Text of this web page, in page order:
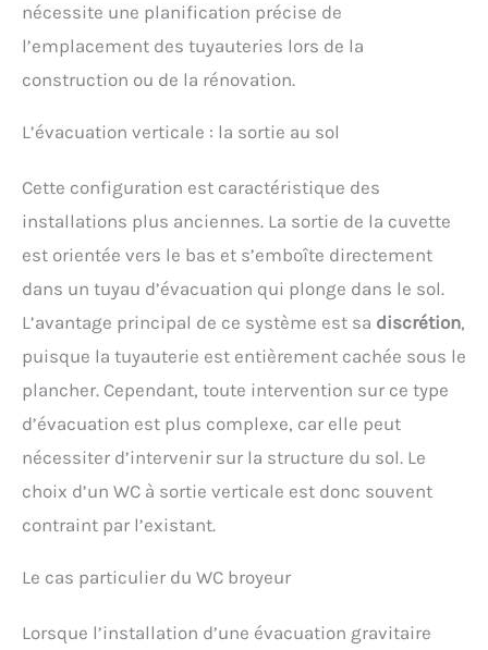
nécessite une planification précise de
l’emplacement des tuyauteries lors de la
construction ou de la rénovation.
L’évacuation verticale : la sortie au sol
Cette configuration est caractéristique des
installations plus anciennes. La sortie de la cuvette
est orientée vers le bas et s’emboîte directement
dans un tuyau d’évacuation qui plonge dans le sol.
L’avantage principal de ce système est sa discrétion,
puisque la tuyauterie est entièrement cachée sous le
plancher. Cependant, toute intervention sur ce type
d’évacuation est plus complexe, car elle peut
nécessiter d’intervenir sur la structure du sol. Le
choix d’un WC à sortie verticale est donc souvent
contraint par l’existant.
Le cas particulier du WC broyeur
Lorsque l’installation d’une évacuation gravitaire